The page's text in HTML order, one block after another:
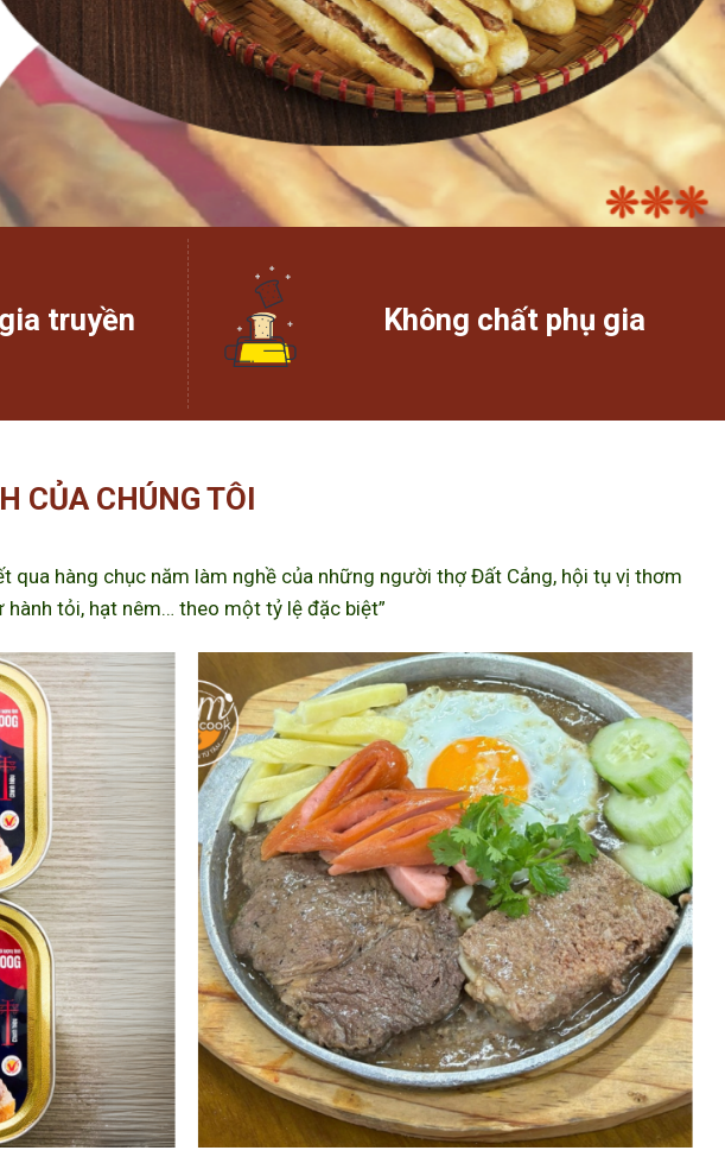
truyền Không chất phụ gia
CỦA CHÚNG TÔI
qua hàng chục năm làm nghề của những người thợ Đất Cảng, hội tụ vị thơm
tỏi, hạt nêm… theo một tỷ lệ đặc biệt”